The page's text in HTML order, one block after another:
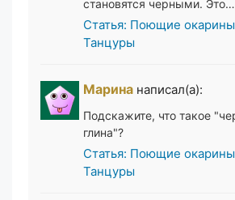
становятся черными. Это…
Статья: Поющие
Танцуры
Марина написал(а):
Подскажите, что такое
глина"?
Статья: Поющие
Танцуры